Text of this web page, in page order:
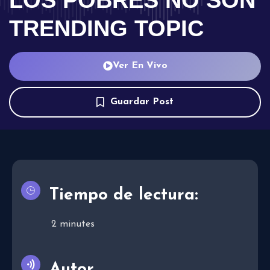
TRENDING TOPIC
Ver En Vivo
Guardar Post
Tiempo de lectura:
2 minutes